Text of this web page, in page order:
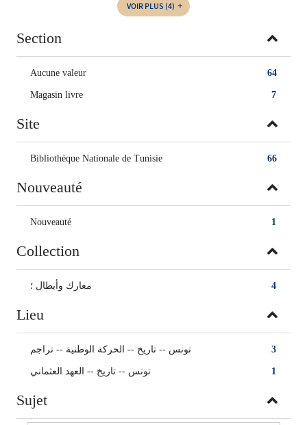
VOIR PLUS (4)
Section
64
Aucune valeur
7
Magasin livre
Site
66
Bibliothèque Nationale de Tunisie
Nouveauté
1
Nouveauté
Collection
4 معارك وأبطال ؛
Lieu
3 تونس -- تاريخ -- الحركة الوطنية -- تراجم
1 تونس -- تاريخ -- العهد العثماني
Sujet